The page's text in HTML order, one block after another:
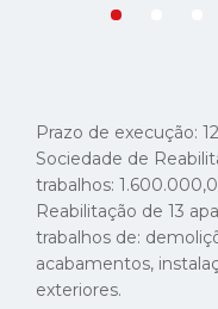
Prazo de execução:
Sociedade de
trabalhos:
Reabilitação de 13
trabalhos de:
acabamentos,
exteriores.
Rua João Chagas